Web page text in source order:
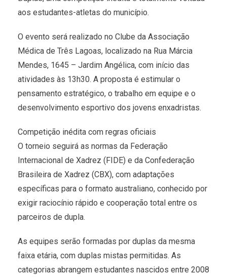
aos estudantes-atletas do município.
O evento será realizado no Clube da Associação
Médica de Três Lagoas, localizado na Rua Márcia
Mendes, 1645 – Jardim Angélica, com início das
atividades às 13h30. A proposta é estimular o
pensamento estratégico, o trabalho em equipe e o
desenvolvimento esportivo dos jovens enxadristas.
Competição inédita com regras oficiais
O torneio seguirá as normas da Federação
Internacional de Xadrez (FIDE) e da Confederação
Brasileira de Xadrez (CBX), com adaptações
específicas para o formato australiano, conhecido por
exigir raciocínio rápido e cooperação total entre os
parceiros de dupla.
As equipes serão formadas por duplas da mesma
faixa etária, com duplas mistas permitidas. As
categorias abrangem estudantes nascidos entre 2008